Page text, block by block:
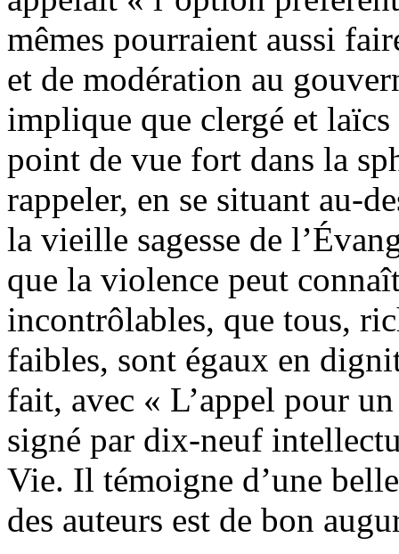
mêmes pourraient aussi
et de modération au
implique que clergé et
point de vue fort dans la
rappeler, en se situant au-
la vieille sagesse de
que la violence peut
incontrôlables, que tous,
faibles, sont égaux en
fait, avec « L’appel pour
signé par dix-neuf
Vie. Il témoigne d’une
des auteurs est de bon